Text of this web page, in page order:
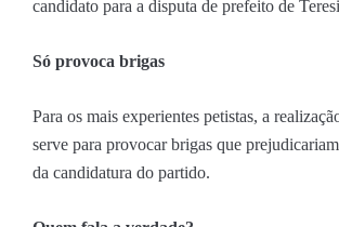
candidato para a disputa de prefeito de
Só provoca brigas
Para os mais experientes petistas, a
serve para provocar brigas que
da candidatura do partido.